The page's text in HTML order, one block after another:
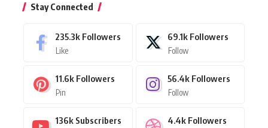
Stay Connected
235.3k Followers
Like
69.1k Followers
Follow
11.6k Followers
Pin
56.4k Followers
Follow
136k Subscribers 4.4k Followers